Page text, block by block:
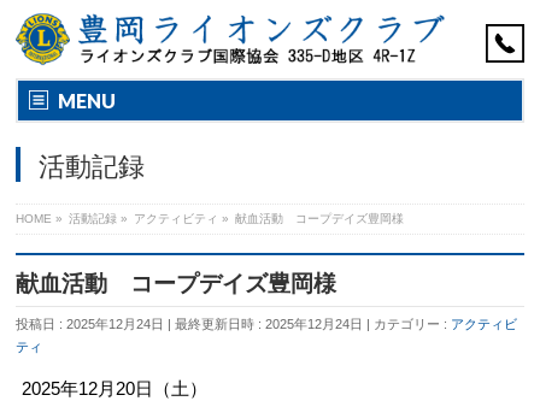
MENU
活動記録
HOME » 活動記録 » アクティビティ » 献血活動 コープデイズ豊岡様
献血活動 コープデイズ豊岡様
投稿日 : 2025年12月24日 最終更新日時 : 2025年12月24日 カテゴリー : アクティビ
ティ
2025年12月20日（土）